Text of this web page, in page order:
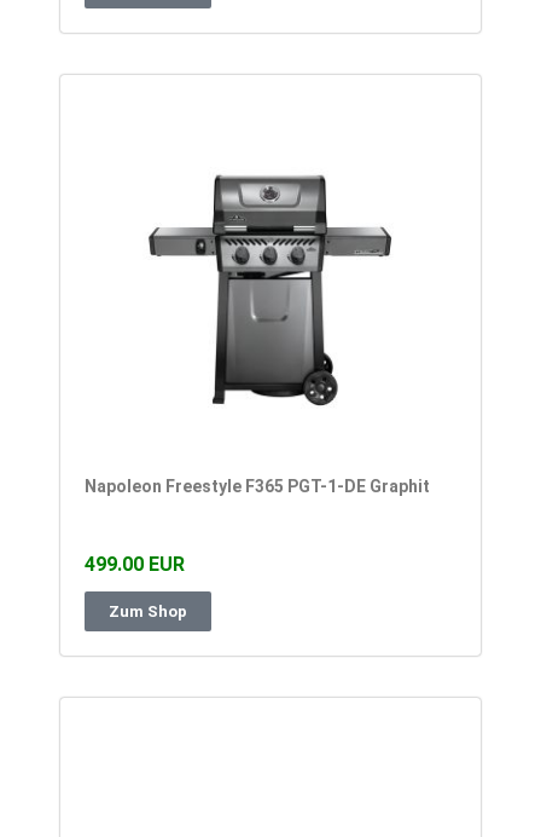
Napoleon Freestyle F365 PGT-1-DE Graphit
499.00 EUR
Zum Shop